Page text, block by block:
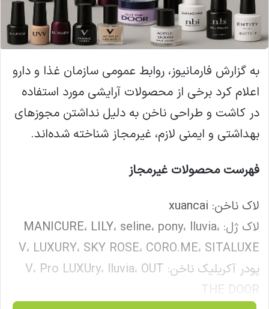
به گزارش فارمانیوز، روابط عمومی سازمان غذا و دارو
اعلام کرد برخی از محصولات آرایشی مورد استفاده
در کاشت و طراحی ناخن به دلیل نداشتن مجوزهای
بهداشتی و ایمنی لازم، غیرمجاز شناخته شده‌اند.
فهرست محصولات غیرمجاز
لاک ناخن: xuancai
لاک ژل: MANICURE، LILY، seline، pony، lluvia،
V، LUXURY، SKY ROSE، CORO.ME، SITALUXE
پودر آکریلیک ناخن: V، Pro LUXUry، lluvia، OUT
THE DOOR